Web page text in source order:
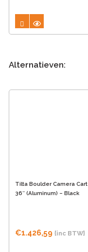
Alternatieven:
Tilta Boulder Camera Cart
36″ (Aluminum) – Black
€1.426,59 {inc BTW}